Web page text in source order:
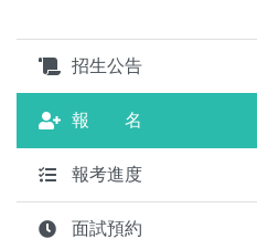
招生公告
報 名
報考進度
面試預約